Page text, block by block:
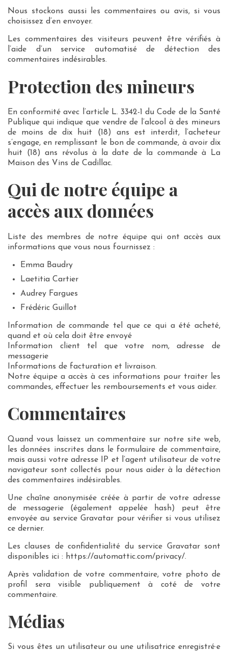
Nous stockons aussi les commentaires ou avis, si vous
choisissez d’en envoyer.
Les commentaires des visiteurs peuvent être vérifiés à
l’aide d’un service automatisé de détection des
commentaires indésirables.
Protection des mineurs
En conformité avec l’article L. 3342-1 du Code de la Santé
Publique qui indique que vendre de l’alcool à des mineurs
de moins de dix huit (18) ans est interdit, l’acheteur
s’engage, en remplissant le bon de commande, à avoir dix
huit (18) ans révolus à la date de la commande à La
Maison des Vins de Cadillac.
Qui de notre équipe a
accès aux données
Liste des membres de notre équipe qui ont accès aux
informations que vous nous fournissez :
Emma Baudry
Laetitia Cartier
Audrey Fargues
Frédéric Guillot
Information de commande tel que ce qui a été acheté,
quand et où cela doit être envoyé
Information client tel que votre nom, adresse de
messagerie
Informations de facturation et livraison.
Notre équipe a accès à ces informations pour traiter les
commandes, effectuer les remboursements et vous aider.
Commentaires
Quand vous laissez un commentaire sur notre site web,
les données inscrites dans le formulaire de commentaire,
mais aussi votre adresse IP et l’agent utilisateur de votre
navigateur sont collectés pour nous aider à la détection
des commentaires indésirables.
Une chaîne anonymisée créée à partir de votre adresse
de messagerie (également appelée hash) peut être
envoyée au service Gravatar pour vérifier si vous utilisez
ce dernier.
Les clauses de confidentialité du service Gravatar sont
disponibles ici : https://automattic.com/privacy/.
Après validation de votre commentaire, votre photo de
profil sera visible publiquement à coté de votre
commentaire.
Médias
Si vous êtes un utilisateur ou une utilisatrice enregistré·e